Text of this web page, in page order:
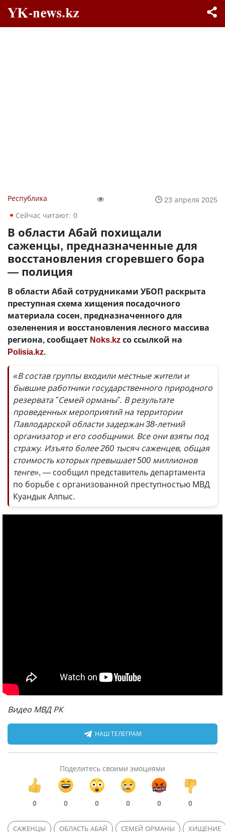
Республика
23 апреля 2025
Сейчас читают: 0
В области Абай похищали
саженцы, предназначенные для
восстановления сгоревшего бора
— полиция
В области Абай сотрудниками УБОП раскрыта
преступная схема хищения посадочного
материала сосен, предназначенного для
озеленения и восстановления лесного массива
региона, сообщает Noks.kzсо ссылкой на
Polisia.kz.
«В состав группы входили местные жители и
бывшие работники государственного природного
резервата "Семей орманы". В результате
проведенных мероприятий на территории
Павлодарской области задержан 38-летний
организатор и его сообщники. Все они взяты под
стражу. Изъято более 260 тысяч саженцев, общая
стоимость которых превышает 500 миллионов
тенге», — сообщил представитель департамента
по борьбе с организованной преступностью МВД
Куандык Алпыс.
Видео МВД РК
НАШ ТЕЛЕГРАМ
Поделитесь своими эмоциями
0 0 0 0 0 0
САЖЕНЦЫ ОБЛАСТЬ АБАЙ СЕМЕЙ ОРМАНЫ ХИЩЕНИЕ